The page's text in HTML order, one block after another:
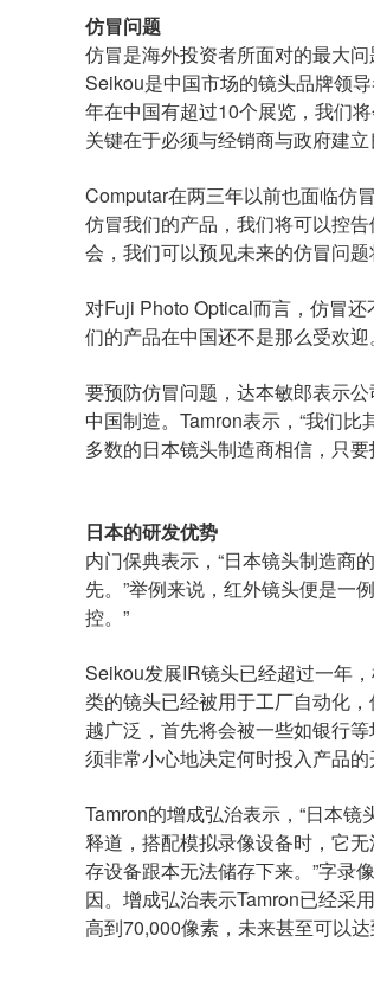
仿冒问题
仿冒是海外投资者所面对的最大
Seikou是中国市场的镜头品牌领
年在中国有超过10个展览，我们
关键在于必须与经销商与政府建
Computar在两三年以前也面临仿
仿冒我们的产品，我们将可以控
会，我们可以预见未来的仿冒问题
对Fuji Photo Optical而言，仿冒
们的产品在中国还不是那么受欢迎
要预防仿冒问题，达本敏郎表示
中国制造。Tamron表示，“我们
多数的日本镜头制造商相信，只
日本的研发优势
内门保典表示，“日本镜头制造商
先。”举例来说，红外镜头便是一
控。”
Seikou发展IR镜头已经超过一年
类的镜头已经被用于工厂自动化
越广泛，首先将会被一些如银行
须非常小心地决定何时投入产品
Tamron的增成弘治表示，“日本
释道，搭配模拟录像设备时，它
存设备跟本无法储存下来。”字录
因。增成弘治表示Tamron已经采
高到70,000像素，未来甚至可以